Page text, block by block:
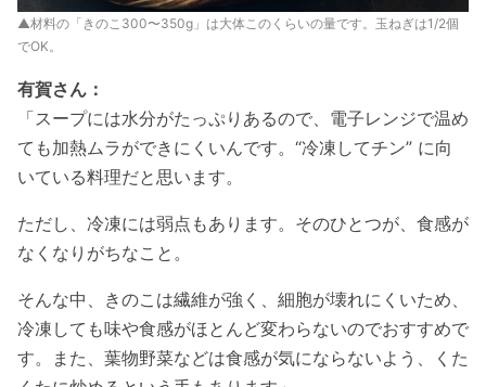
▲材料の「きのこ300〜350g」は大体このくらいの量です。玉ねぎは1/2個
でOK。
有賀さん：
「スープには水分がたっぷりあるので、電子レンジで温め
ても加熱ムラができにくいんです。“冷凍してチン” に向
いている料理だと思います。
ただし、冷凍には弱点もあります。そのひとつが、食感が
なくなりがちなこと。
そんな中、きのこは繊維が強く、細胞が壊れにくいため、
冷凍しても味や食感がほとんど変わらないのでおすすめで
す。また、葉物野菜などは食感が気にならないよう、くた